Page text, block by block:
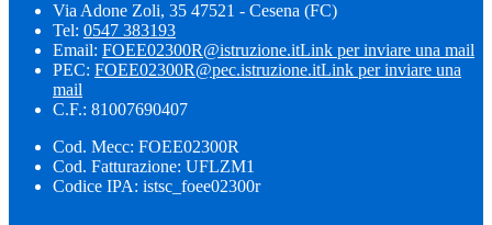
Via Adone Zoli, 35 47521 - Cesena (FC)
Tel: 0547 383193
Email: FOEE02300R@istruzione.itLink per inviare una mail
PEC: FOEE02300R@pec.istruzione.itLink per inviare una
mail
C.F.: 81007690407
Cod. Mecc: FOEE02300R
Cod. Fatturazione: UFLZM1
Codice IPA: istsc_foee02300r